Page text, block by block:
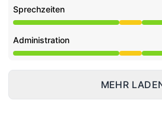
Sprechzeiten
Beeinträchtigte Leistung aus
Administration
Beeinträchtigte Leistung aus
MEHR